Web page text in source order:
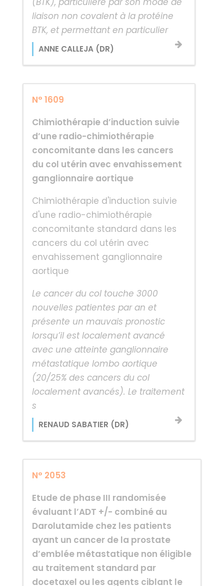
liaison non covalent à la protéine
BTK, et permettant en particulier
ANNE CALLEJA (DR)
N° 1609
Chimiothérapie d’induction suivie
d’une radio-chimiothérapie
concomitante dans les cancers
du col utérin avec envahissement
ganglionnaire aortique
Chimiothérapie d'induction suivie
d'une radio-chimiothérapie
concomitante standard dans les
cancers du col utérin avec
envahissement ganglionnaire
aortique
Le cancer du col touche 3000
nouvelles patientes par an et
présente un mauvais pronostic
lorsqu’il est localement avancé
avec une atteinte ganglionnaire
métastatique lombo aortique
(20/25% des cancers du col
localement avancés). Le traitement
s
RENAUD SABATIER (DR)
N° 2053
Etude de phase III randomisée
évaluant l’ADT +/- combiné au
Darolutamide chez les patients
ayant un cancer de la prostate
d’emblée métastatique non éligible
au traitement standard par
docetaxel ou les agents ciblant le